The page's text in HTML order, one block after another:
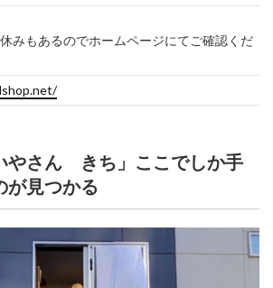
みもあるのでホームページにてご確認くだ
やさん きち」ここでしか手
が見つかる